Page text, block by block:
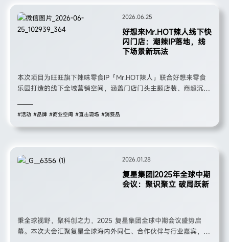
2026.06.25
好想来Mr.HOT辣人线下快
闪门店：潮辣IP落地，线
下场景新玩法
本次项目为旺旺旗下辣味零食IP「Mr.HOT辣人」联合好想来零食
乐园打造的线下全域营销空间，涵盖门店门头主题店装、商超沉浸
融合原创辣椒IP、品牌互动装置、产品陈列体系，打通线上IP形象
零食线下营销空间，实现品牌曝光、终端动销、IP年轻化传播三重
#活动 #品牌 #商业空间 #直击现场 #消费品
2026.01.28
复星集团|2025年全球中期
会议：聚识聚立 破局跃新
秉全球视野，聚科创之力，2025 复星集团全球中期会议盛势启
幕。本次大会汇聚复星全球海内外同仁、合作伙伴与行业嘉宾，线